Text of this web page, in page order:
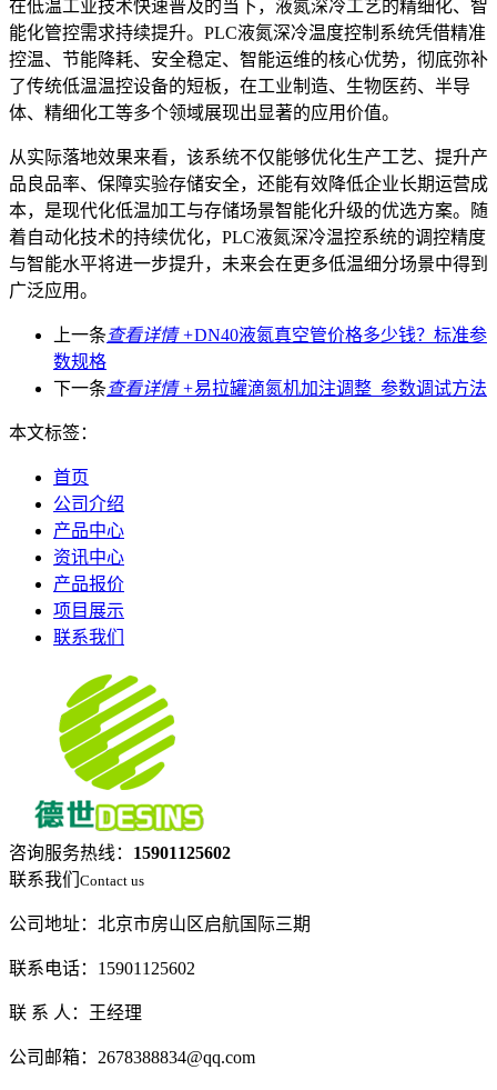
在低温工业技术快速普及的当下，液氮深冷工艺的精细化、智
能化管控需求持续提升。PLC液氮深冷温度控制系统凭借精准
控温、节能降耗、安全稳定、智能运维的核心优势，彻底弥补
了传统低温温控设备的短板，在工业制造、生物医药、半导
体、精细化工等多个领域展现出显著的应用价值。
从实际落地效果来看，该系统不仅能够优化生产工艺、提升产
品良品率、保障实验存储安全，还能有效降低企业长期运营成
本，是现代化低温加工与存储场景智能化升级的优选方案。随
着自动化技术的持续优化，PLC液氮深冷温控系统的调控精度
与智能水平将进一步提升，未来会在更多低温细分场景中得到
广泛应用。
上一条查看详情 +DN40液氮真空管价格多少钱？标准参
数规格
下一条查看详情 +易拉罐滴氮机加注调整_参数调试方法
本文标签：
首页
公司介绍
产品中心
资讯中心
产品报价
项目展示
联系我们
咨询服务热线： 15901125602
联系我们 Contact us
公司地址：北京市房山区启航国际三期
联系电话：15901125602
联 系 人：王经理
公司邮箱：2678388834@qq.com